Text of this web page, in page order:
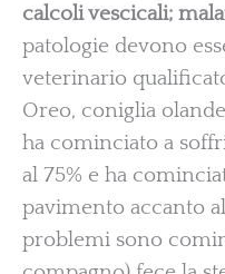
calcoli vescicali;
patologie devono
veterinario
Oreo, coniglia
ha cominciato a
al 75% e ha
pavimento accanto
problemi sono